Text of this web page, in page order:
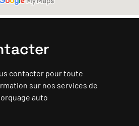
contacter pour toute
sur nos services de
auto